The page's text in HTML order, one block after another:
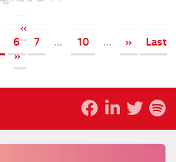
«
6 7 ... 10 ... »
Last
»